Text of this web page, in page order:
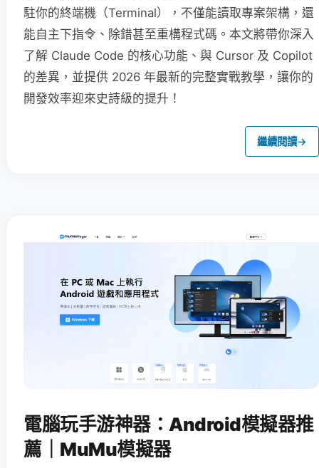
駐你的終端機（Terminal），不僅能讀取專案架構，還
能自主下指令、除錯甚至重構程式碼。本文將帶你深入
了解 Claude Code 的核心功能、與 Cursor 及 Copilot
的差異，並提供 2026 年最新的完整實戰教學，讓你的
開發效率迎來史詩級的提升！
繼續閱讀→
電腦玩手游神器：Android模擬器推
薦｜MuMu模擬器